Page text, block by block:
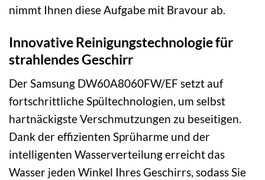
nimmt Ihnen diese Aufgabe mit Bravour ab.
Innovative Reinigungstechnologie für
strahlendes Geschirr
Der Samsung DW60A8060FW/EF setzt auf
fortschrittliche Spültechnologien, um selbst
hartnäckigste Verschmutzungen zu beseitigen.
Dank der effizienten Sprüharme und der
intelligenten Wasserverteilung erreicht das
Wasser jeden Winkel Ihres Geschirrs, sodass Sie